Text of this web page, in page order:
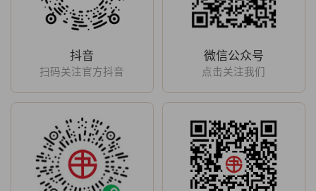
抖音
扫码关注官方抖音
微信公众号
点击关注我们